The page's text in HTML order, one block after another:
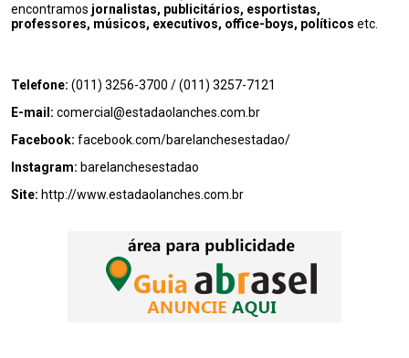
encontramos jornalistas, publicitários, esportistas,
professores, músicos, executivos, office-boys, políticos etc.
Telefone: (011) 3256-3700 /(011) 3257-7121
E-mail: comercial@estadaolanches.com.br
Facebook: facebook.com/barelanchesestadao/
Instagram: barelanchesestadao
Site: http://www.estadaolanches.com.br